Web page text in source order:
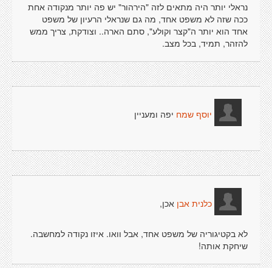
נראלי יותר היה מתאים לזה "הירהור" יש פה יותר מנקודה אחת
ככה שזה לא משפט אחד, מה גם שנראלי הרעיון של משפט
אחד הוא יותר ה"קצר וקולע", סתם הארה.. וצודקת, צריך ממש
להזהר, תמיד, בכל מצב.
יוסף שמח יפה ומעניין
כלנית אבן אכן,
לא בקטיגוריה של משפט אחד, אבל וואו. איזו נקודה למחשבה.
שיחקת אותה!